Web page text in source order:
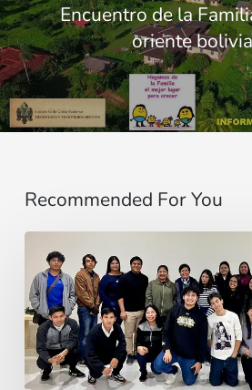
Encuentro de la
oriente
Recommended For You
pequeño
no
es
el